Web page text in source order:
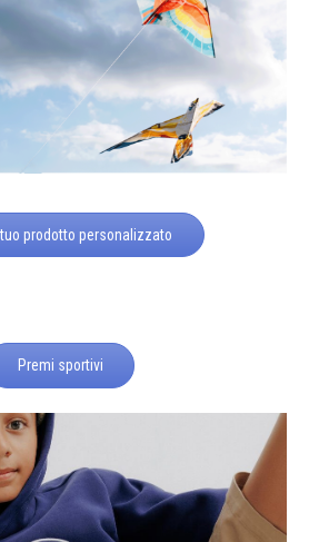
prodotto personalizzato
Premi sportivi